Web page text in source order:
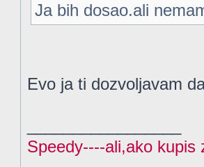
Ja bih dosao.ali
Evo ja ti dozvoljavam
Speedy----ali,ako kupis